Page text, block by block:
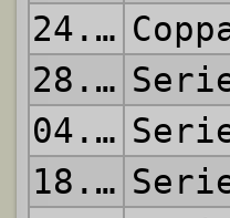
24.10.2001
28.10.2001
04.11.2001
18.11.2001